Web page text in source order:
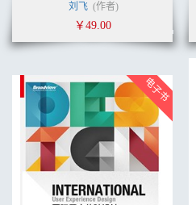
刘飞 (作者)
￥49.00